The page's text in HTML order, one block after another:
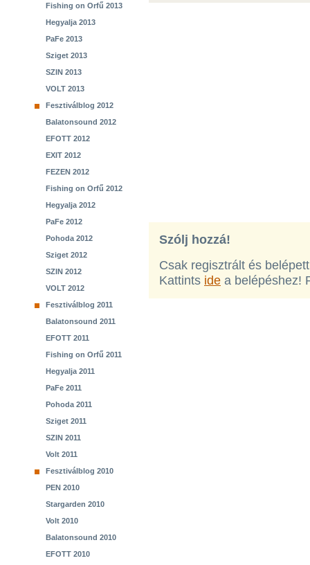
Fishing on Orfű 2013
Hegyalja 2013
PaFe 2013
Sziget 2013
SZIN 2013
VOLT 2013
Fesztiválblog 2012
Balatonsound 2012
EFOTT 2012
EXIT 2012
FEZEN 2012
Fishing on Orfű 2012
Hegyalja 2012
PaFe 2012
Pohoda 2012
Sziget 2012
SZIN 2012
VOLT 2012
Fesztiválblog 2011
Balatonsound 2011
EFOTT 2011
Fishing on Orfű 2011
Hegyalja 2011
PaFe 2011
Pohoda 2011
Sziget 2011
SZIN 2011
Volt 2011
Fesztiválblog 2010
PEN 2010
Stargarden 2010
Volt 2010
Balatonsound 2010
EFOTT 2010
Szólj hozzá!
Csak regisztrált és
Kattints ide a belépéshez!